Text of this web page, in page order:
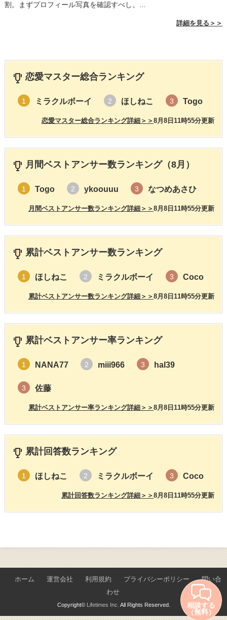
割。まずプロフィール写真を確認すべし。...
詳細を見る＞＞
恋愛マスター総合ランキング
1 ミラクルボーイ 2 ほしねこ 3 Togo
8月8日11時55分更新
恋愛マスター総合ランキング詳細＞＞
月間ベストアンサー数ランキング（8月）
1 Togo 2 ykoouuu 3 なつめあさひ
8月8日11時55分更新
月間ベストアンサー数ランキング詳細＞＞
累計ベストアンサー数ランキング
1 ほしねこ 2 ミラクルボーイ 3 Coco
8月8日11時55分更新
累計ベストアンサー数ランキング詳細＞＞
累計ベストアンサー率ランキング
1 NANA77 2 miii966 3 hal39
3 佐藤
8月8日11時55分更新
累計ベストアンサー率ランキング詳細＞＞
累計回答数ランキング
1 ほしねこ 2 ミラクルボーイ 3 Coco
8月8日11時55分更新
累計回答数ランキング詳細＞＞
ホーム 運営会社 利用規約 プライバシーポリシー
問い合
わせ
Copyright© Lifetimes Inc. All Rights Reserved. 相談する
（無料）